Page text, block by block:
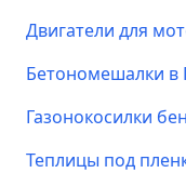
Двигатели для
Бетономешалки в
Газонокосилки
Теплицы под